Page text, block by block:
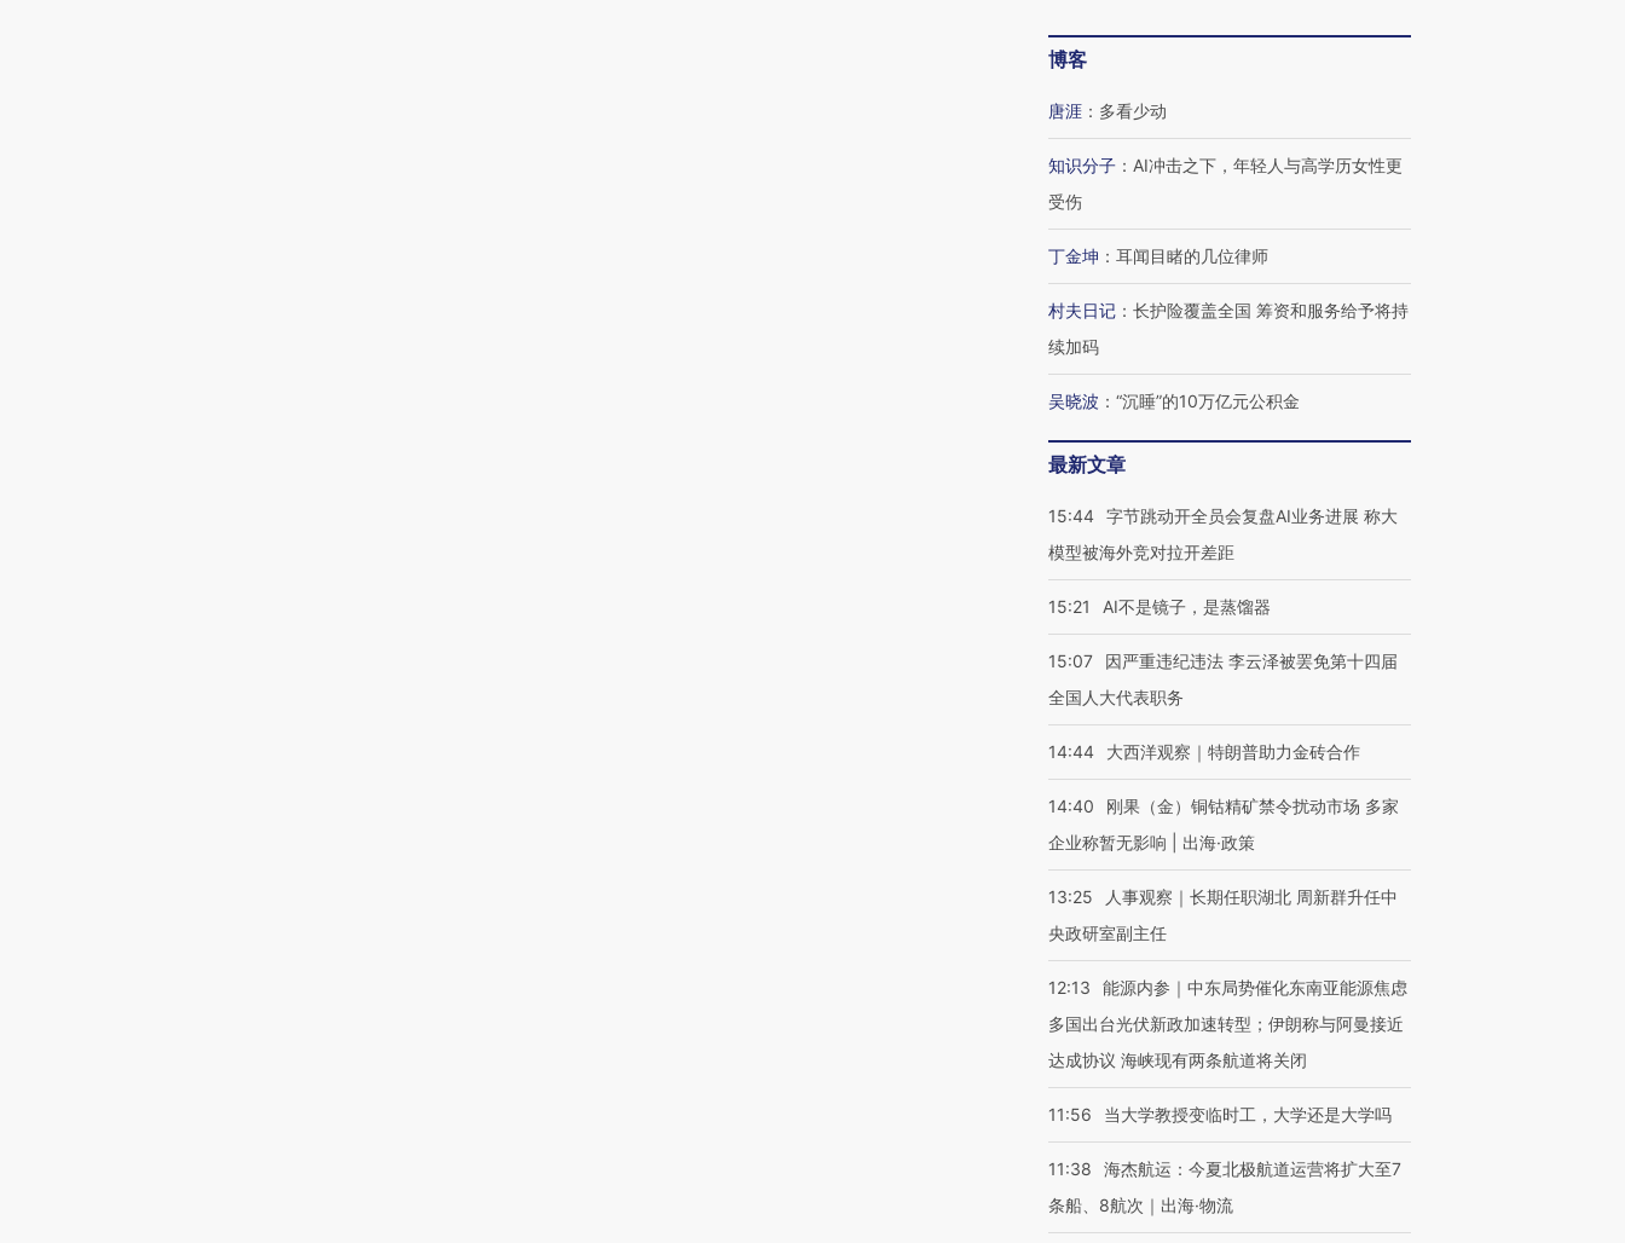
博客
唐涯 ： 多看少动
知识分子 ： AI冲击之下，年轻人与高学历女性更
受伤
丁金坤 ： 耳闻目睹的几位律师
村夫日记 ： 长护险覆盖全国 筹资和服务给予将持
续加码
吴晓波 ： “沉睡”的10万亿元公积金
最新文章
15:44 字节跳动开全员会复盘AI业务进展 称大
模型被海外竞对拉开差距
15:21 AI不是镜子，是蒸馏器
15:07
因严重违纪违法 李云泽被罢免第十四届
全国人大代表职务
14:44 大西洋观察｜特朗普助力金砖合作
14:40
刚果（金）铜钴精矿禁令扰动市场 多家
企业称暂无影响 | 出海·政策
13:25
人事观察｜长期任职湖北 周新群升任中
央政研室副主任
12:13
能源内参｜中东局势催化东南亚能源焦虑
多国出台光伏新政加速转型；伊朗称与阿曼接近
达成协议 海峡现有两条航道将关闭
11:56 当大学教授变临时工，大学还是大学吗
11:38
海杰航运：今夏北极航道运营将扩大至7
条船、8航次｜出海·物流